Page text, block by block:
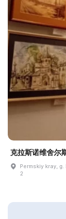
克拉斯诺维舍尔
Permskiy kray,
2